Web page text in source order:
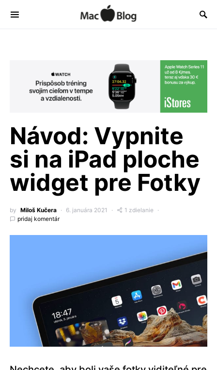
Návod: Vypnite
si na iPad ploche
widget pre Fotky
by Miloš Kučera 6. januára 2021
1 zdielanie
pridaj komentár